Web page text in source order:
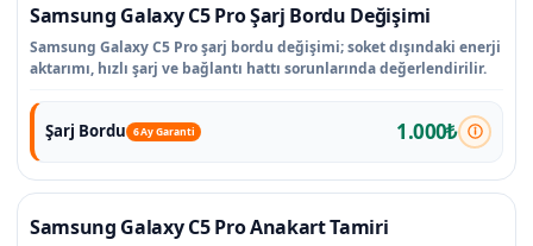
Samsung Galaxy C5 Pro Şarj Bordu Değişimi
Samsung Galaxy C5 Pro şarj bordu değişimi; soket dışındaki enerji
aktarımı, hızlı şarj ve bağlantı hattı sorunlarında değerlendirilir.
Şarj Bordu 6 Ay Garanti 1.000₺
Samsung Galaxy C5 Pro Anakart Tamiri